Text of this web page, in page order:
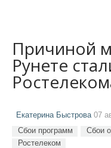
Причиной
Рунете
Екатерина Быстрова 07
Сбои программ Сбои
Ростелеком